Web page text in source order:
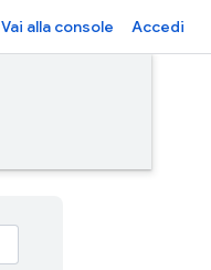
Vai alla console Accedi